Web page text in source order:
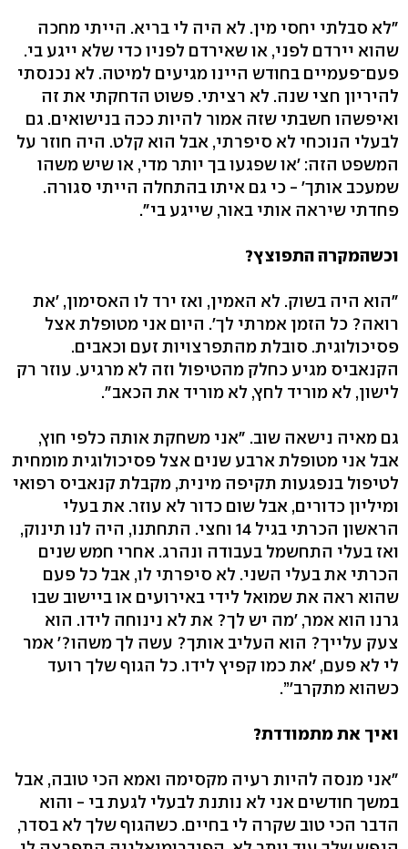
"לא סבלתי יחסי מין. לא היה לי בריא. הייתי מחכה
שהוא יירדם לפני, או שאירדם לפניו כדי שלא ייגע בי.
פעם־פעמיים בחודש היינו מגיעים למיטה. לא נכנסתי
להיריון חצי שנה. לא רציתי. פשוט הדחקתי את זה
ואיפשהו חשבתי שזה אמור להיות ככה בנישואים. גם
לבעלי הנוכחי לא סיפרתי, אבל הוא קלט. היה חוזר על
המשפט הזה: 'או שפגעו בך יותר מדי, או שיש משהו
שמעכב אותך' - כי גם איתו בהתחלה הייתי סגורה.
פחדתי שיראה אותי באור, שייגע בי".
וכשהמקרה התפוצץ?
"הוא היה בשוק. לא האמין, ואז ירד לו האסימון, 'את
רואה? כל הזמן אמרתי לך'. היום אני מטופלת אצל
פסיכולוגית. סובלת מהתפרצויות זעם וכאבים.
הקנאביס מגיע כחלק מהטיפול וזה לא מרגיע. עוזר רק
לישון, לא מוריד לחץ, לא מוריד את הכאב".
גם מאיה נישאה שוב. "אני משחקת אותה כלפי חוץ,
אבל אני מטופלת ארבע שנים אצל פסיכולוגית מומחית
לטיפול בנפגעות תקיפה מינית, מקבלת קנאביס רפואי
ומיליון כדורים, אבל שום כדור לא עוזר. את בעלי
הראשון הכרתי בגיל 14 וחצי. התחתנו, היה לנו תינוק,
ואז בעלי התחשמל בעבודה ונהרג. אחרי חמש שנים
הכרתי את בעלי השני. לא סיפרתי לו, אבל כל פעם
שהוא ראה את שמואל לידי באירועים או ביישוב שבו
גרנו הוא אמר, 'מה יש לך? את לא נינוחה לידו. הוא
צעק עלייך? הוא העליב אותך? עשה לך משהו?' אמר
לי לא פעם, 'את כמו קפיץ לידו. כל הגוף שלך רועד
כשהוא מתקרב'”.
ואיך את מתמודדת?
"אני מנסה להיות רעיה מקסימה ואמא הכי טובה, אבל
במשך חודשים אני לא נותנת לבעלי לגעת בי - והוא
הדבר הכי טוב שקרה לי בחיים. כשהגוף שלך לא בסדר,